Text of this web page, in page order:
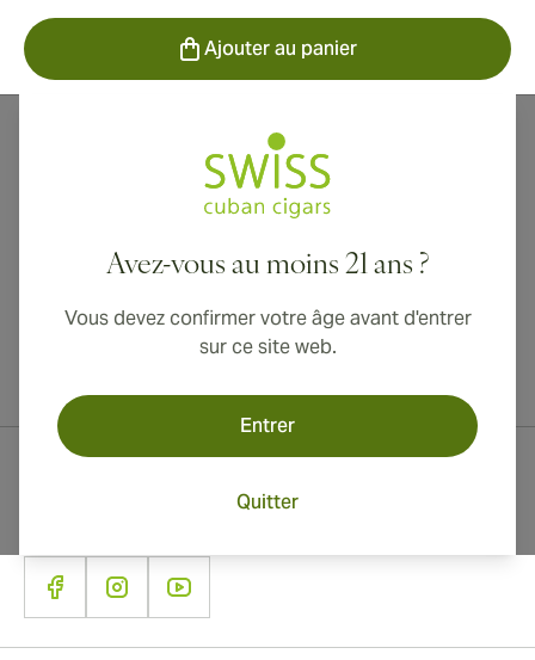
Ajouter au panier
Avez-vous au moins 21 ans ?
Vous devez confirmer votre âge avant d'entrer
sur ce site web.
Entrer
Quitter